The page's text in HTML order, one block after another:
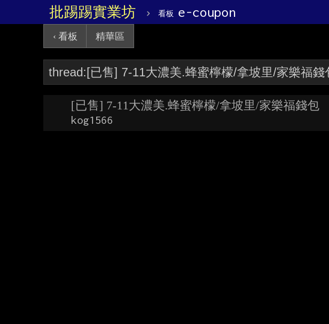
批踢踢實業坊 › 看板 e-coupon
‹ 看板 精華區
[已售] 7-11大濃美.蜂蜜檸檬/拿坡里/家樂福錢包
kog1566